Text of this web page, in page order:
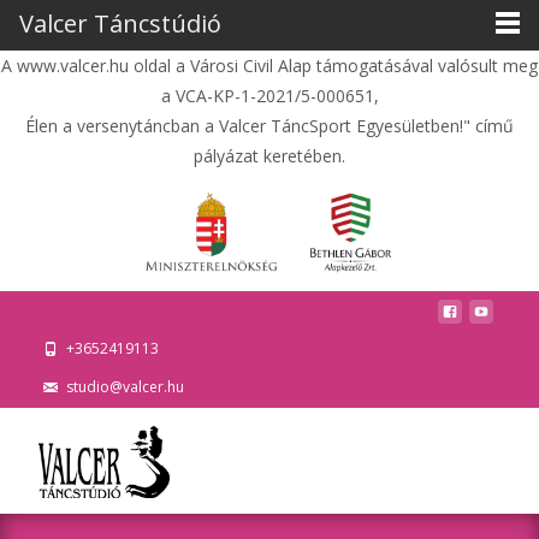
A www.valcer.hu oldal a Városi Civil Alap támogatásával valósult meg
a VCA-KP-1-2021/5-000651,
Élen a versenytáncban a Valcer TáncSport Egyesületben!" című
pályázat keretében.
+3652419113
studio@valcer.hu
Valcer Táncstúdió